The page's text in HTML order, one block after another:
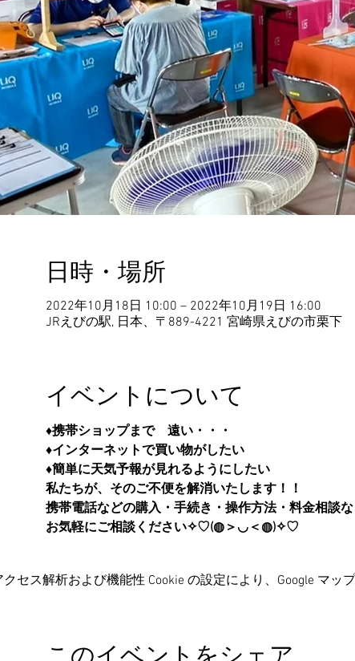
日時・場所
2022年10月18日 10:00 – 2022年10月19日 16:00
JRえびの駅, 日本、〒889-4221 宮崎県えびの市栗下
イベントについて
♦携帯ショップまで　遠い・・・
♦インターネットで買い物がしたい
♦簡単に天気予報が見れるようにしたい
私たちが、そのご不便を解消いたします！！
携帯電話などの購入・手続き・操作方法・料金相談な
お気軽にご相談ください✧♡(◍＞◡＜◍)✧♡
クセス解析および機能性 Cookie の設定により、Google マッ
このイベントをシェア